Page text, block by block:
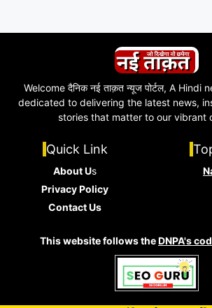
Welcome दैनिक नई ताक़त न्यूज पोर्टल, A Hindi
dedicated to delivering the latest news,
stories that matter to our vibrant
Quick Link
About Us
Privacy Policy
Contact Us
This website follows theDNPA's